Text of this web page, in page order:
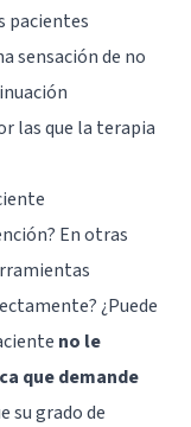
pacientes
sensación de no
las que la terapia
En otras
¿Puede
no le
que demande
su grado de